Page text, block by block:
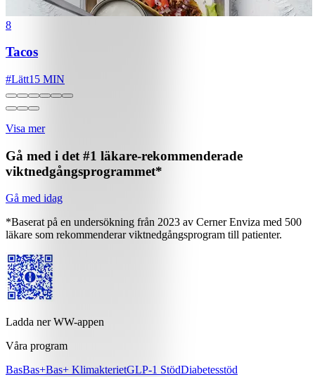
8
Tacos
#Lätt15 MIN
Visa mer
Gå med i det #1 läkare-rekommenderade
viktnedgångsprogrammet*
Gå med idag
*Baserat på en undersökning från 2023 av Cerner Enviza med 500
läkare som rekommenderar viktnedgångsprogram till patienter.
Ladda ner WW-appen
Våra program
BasBas+Bas+ KlimakterietGLP-1 StödDiabetesstöd